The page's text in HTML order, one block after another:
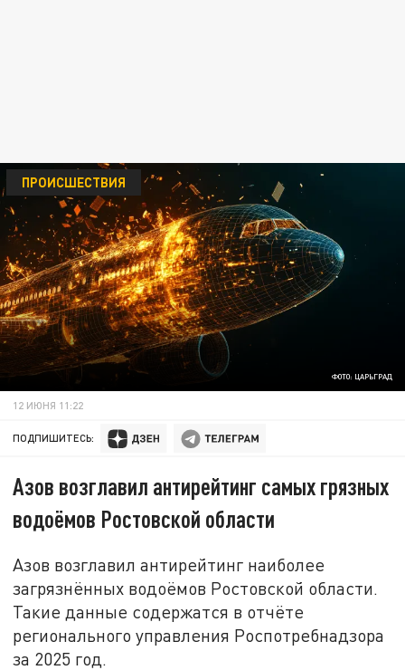
ФОТО: ЦАРЬГРАД
ПРОИСШЕСТВИЯ
12 ИЮНЯ 11:22
ПОДПИШИТЕСЬ:
Азов возглавил антирейтинг самых грязных
водоёмов Ростовской области
Азов возглавил антирейтинг наиболее
загрязнённых водоёмов Ростовской области.
Такие данные содержатся в отчёте
регионального управления Роспотребнадзора
за 2025 год.